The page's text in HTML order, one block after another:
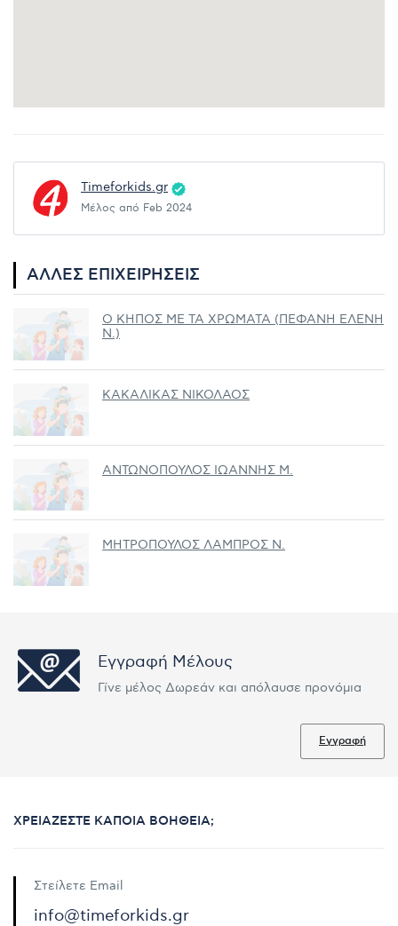
Timeforkids.gr
Μέλος από Feb 2024
ΆΛΛΕΣ ΕΠΙΧΕΙΡΉΣΕΙΣ
Ο ΚΗΠΟΣ ΜΕ ΤΑ ΧΡΩΜΑΤΑ (ΠΕΦΑΝΗ ΕΛΕΝΗ
Ν.)
ΚΑΚΑΛΙΚΑΣ ΝΙΚΟΛΑΟΣ
ΑΝΤΩΝΟΠΟΥΛΟΣ ΙΩΑΝΝΗΣ Μ.
ΜΗΤΡΟΠΟΥΛΟΣ ΛΑΜΠΡΟΣ Ν.
Εγγραφή Μέλους
Γίνε μέλος Δωρεάν και απόλαυσε προνόμια
Εγγραφή
ΧΡΕΙΆΖΕΣΤΕ ΚΆΠΟΙΑ ΒΟΉΘΕΙΑ;
Στείλετε Email
info@timeforkids.gr